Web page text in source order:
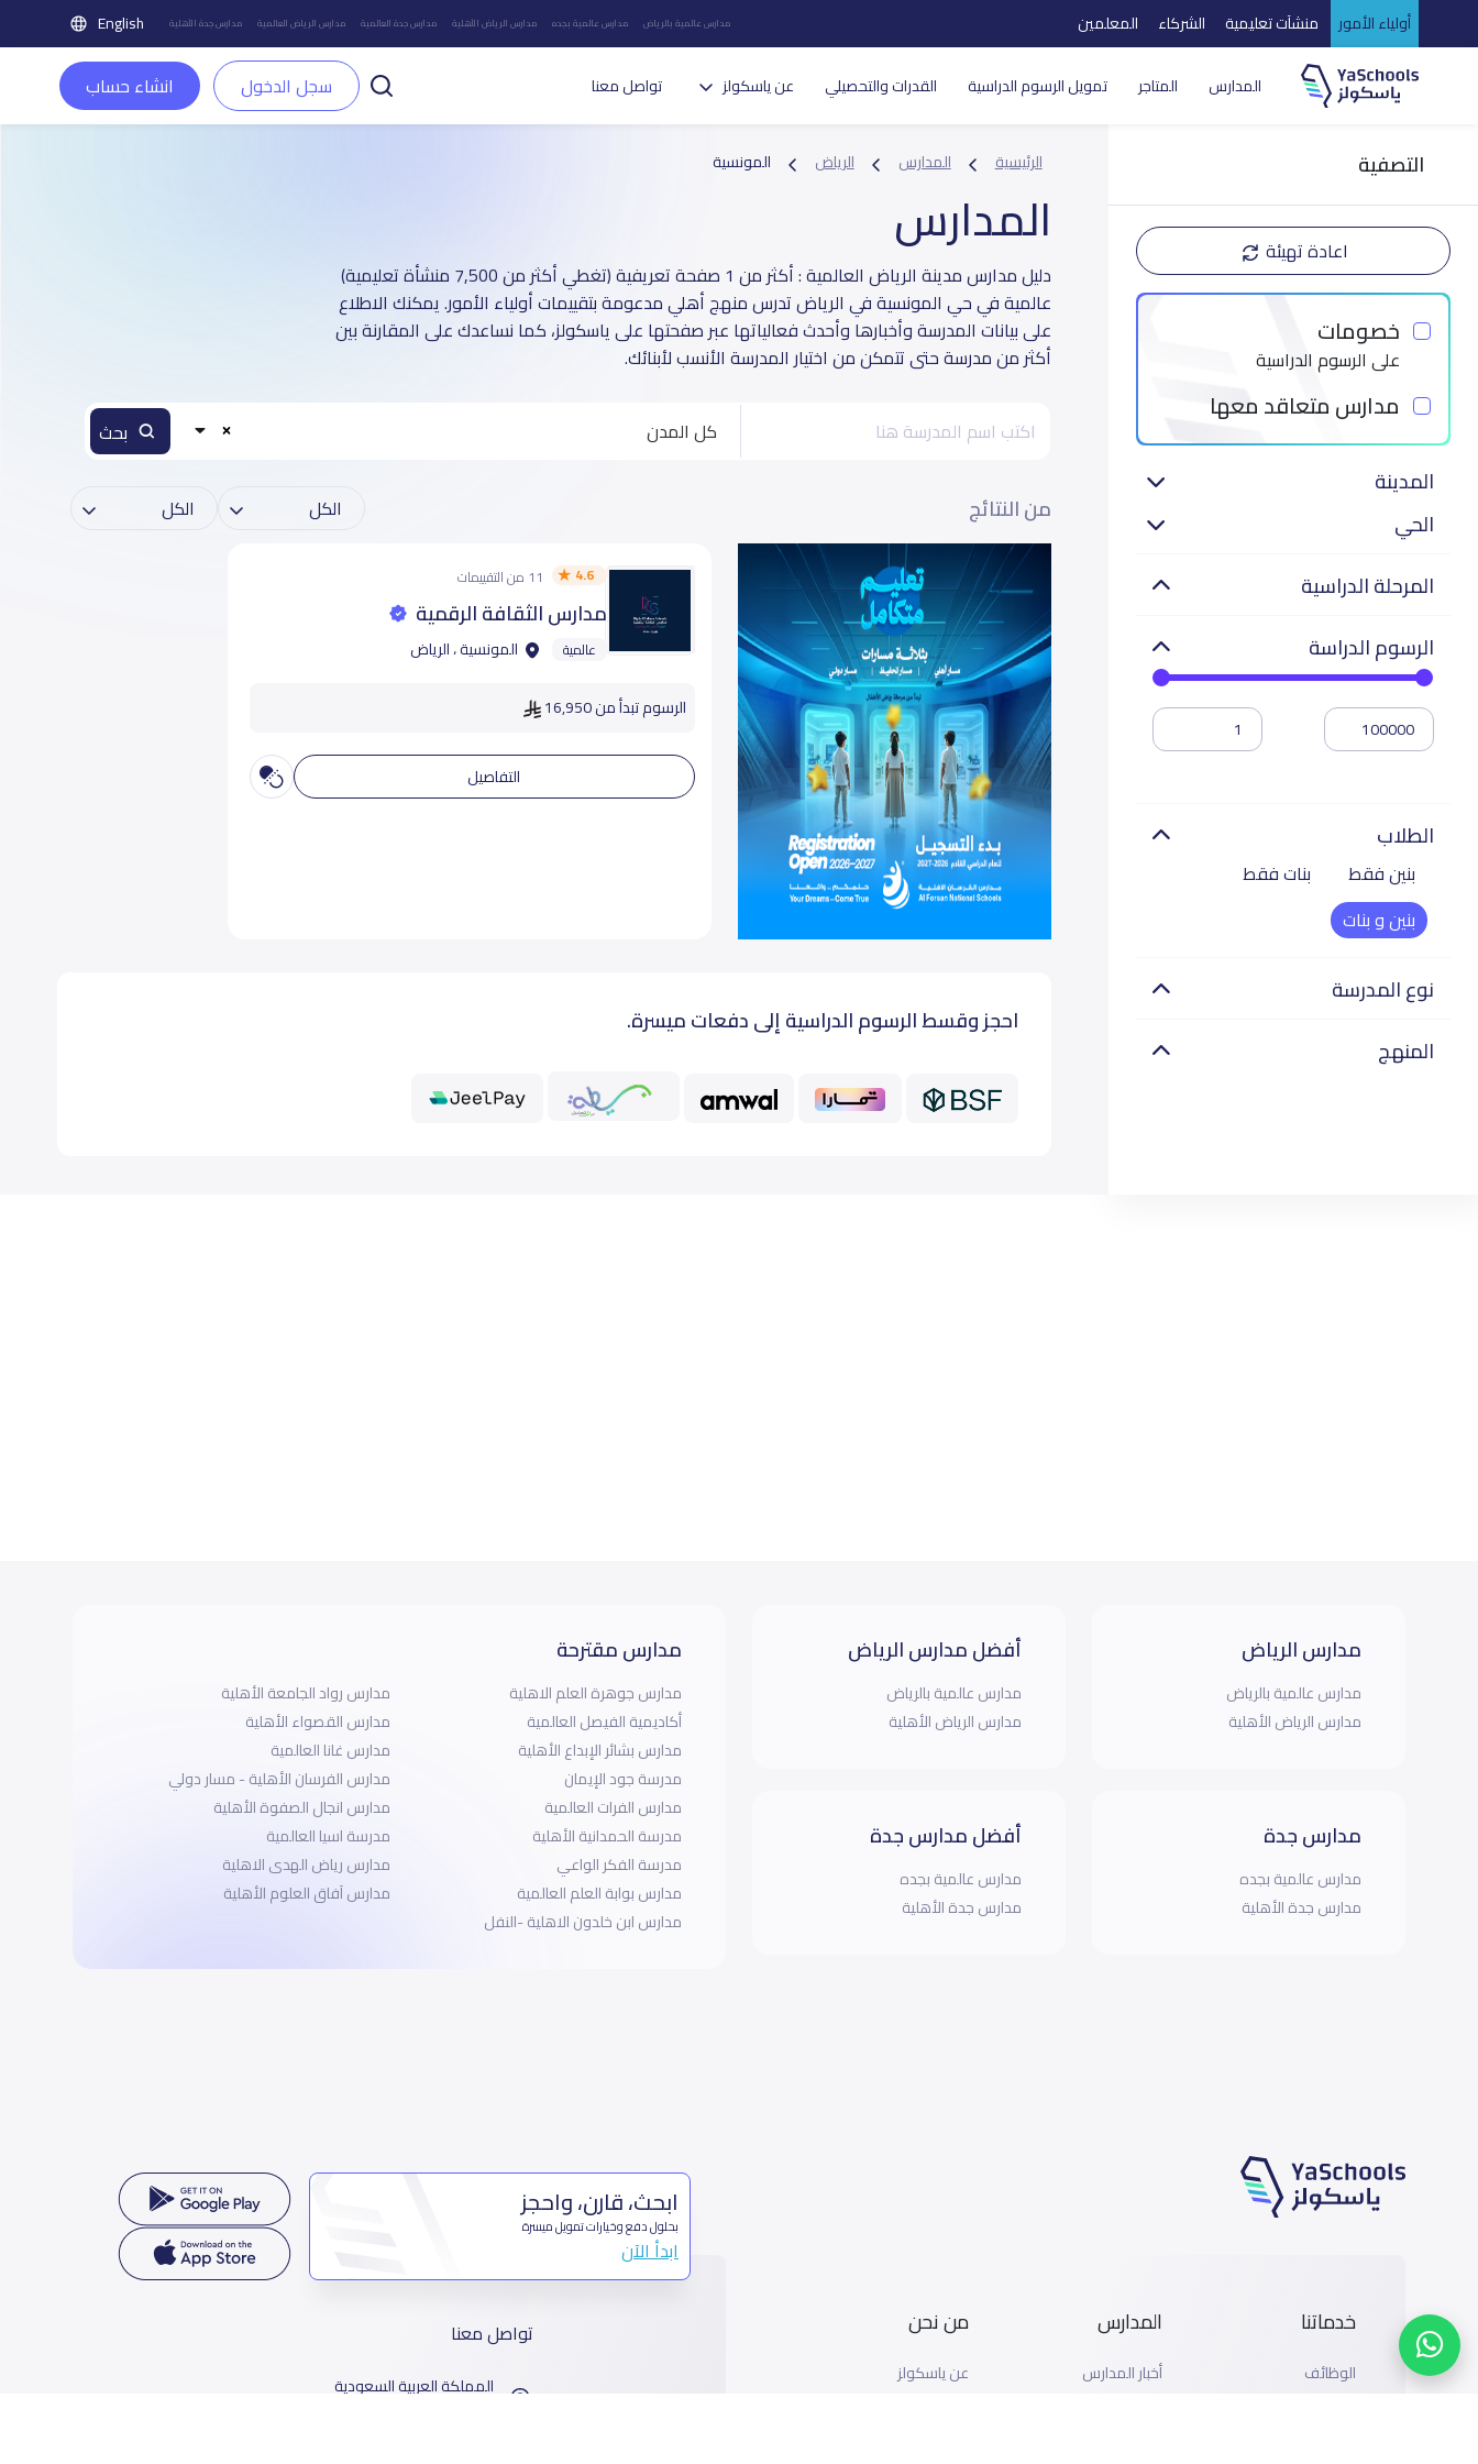
أولياء الأمور منشآت تعليمية الشركاء المعلمين مدارس عالمية بالرياض مدارس عالمية بجده مدارس الرياض الأهلية مدارس جدة العالمية مدارس الرياض العالمية مدارس جدة الأهلية English
المدارس المتاجر تمويل الرسوم الدراسية القدرات والتحصيلي عن ياسكولز تواصل معنا سجل الدخول انشاء حساب
التصفية
اعادة تهيئة
خصومات
على الرسوم الدراسية
مدارس متعاقد معها
المدينة
الحي
المرحلة الدراسية
الرسوم الدراسة
الطلاب
بنين فقط
بنات فقط
بنين و بنات
نوع المدرسة
المنهج
الرئيسية المدارس الرياض المونسية
المدارس
دليل مدارس مدينة الرياض العالمية : أكثر من 1 صفحة تعريفية (تغطي أكثر من 7,500 منشأة تعليمية)
عالمية في حي المونسية في الرياض تدرس منهج أهلي مدعومة بتقييمات أولياء الأمور. يمكنك الاطلاع
على بيانات المدرسة وأخبارها وأحدث فعالياتها عبر صفحتها على ياسكولز، كما نساعدك على المقارنة بين
أكثر من مدرسة حتى تتمكن من اختيار المدرسة الأنسب لأبنائك.
كل المدن
من النتائج
4.6 11 من التقييمات
مدارس الثقافة الرقمية
عالمية المونسية ، الرياض
الرسوم تبدأ من 16,950
التفاصيل
احجز وقسط الرسوم الدراسية إلى دفعات ميسرة.
مدارس الرياض
مدارس عالمية بالرياض
مدارس الرياض الأهلية
مدارس جدة
مدارس عالمية بجده
مدارس جدة الأهلية
أفضل مدارس الرياض
مدارس عالمية بالرياض
مدارس الرياض الأهلية
أفضل مدارس جدة
مدارس عالمية بجده
مدارس جدة الأهلية
مدارس مقترحة
مدارس جوهرة العلم الاهلية
أكاديمية الفيصل العالمية
مدارس بشائر الإبداع الأهلية
مدرسة جود الإيمان
مدارس الفرات العالمية
مدرسة الحمدانية الأهلية
مدرسة الفكر الواعي
مدارس بوابة العلم العالمية
مدارس ابن خلدون الاهلية -النفل
مدارس رواد الجامعة الأهلية
مدارس القصواء الأهلية
مدارس غانا العالمية
مدارس الفرسان الأهلية - مسار دولي
مدارس انجال الصفوة الأهلية
مدرسة اسيا العالمية
مدارس رياض الهدى الاهلية
مدارس آفاق العلوم الأهلية
خدماتنا
الوظائف
المدارس
أخبار المدارس
من نحن
عن ياسكولز
ابحث، قارن، واحجز
بحلول دفع وخيارات تمويل ميسرة
ابدأ الآن
تواصل معنا
المملكة العربية السعودية